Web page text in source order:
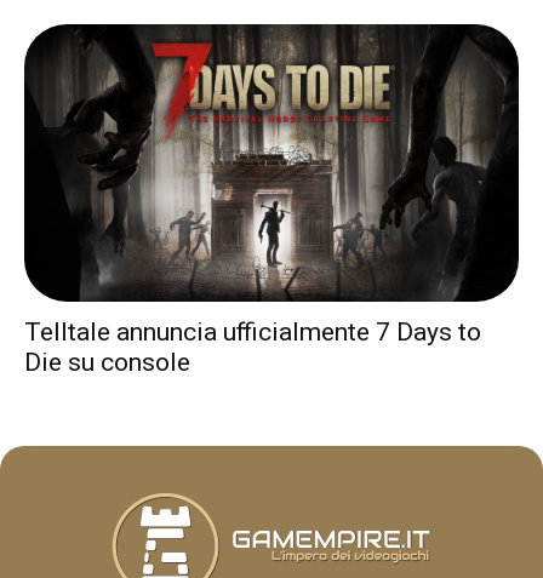
Telltale annuncia ufficialmente 7 Days to
Die su console